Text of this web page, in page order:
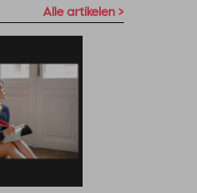
Alle artikelen >